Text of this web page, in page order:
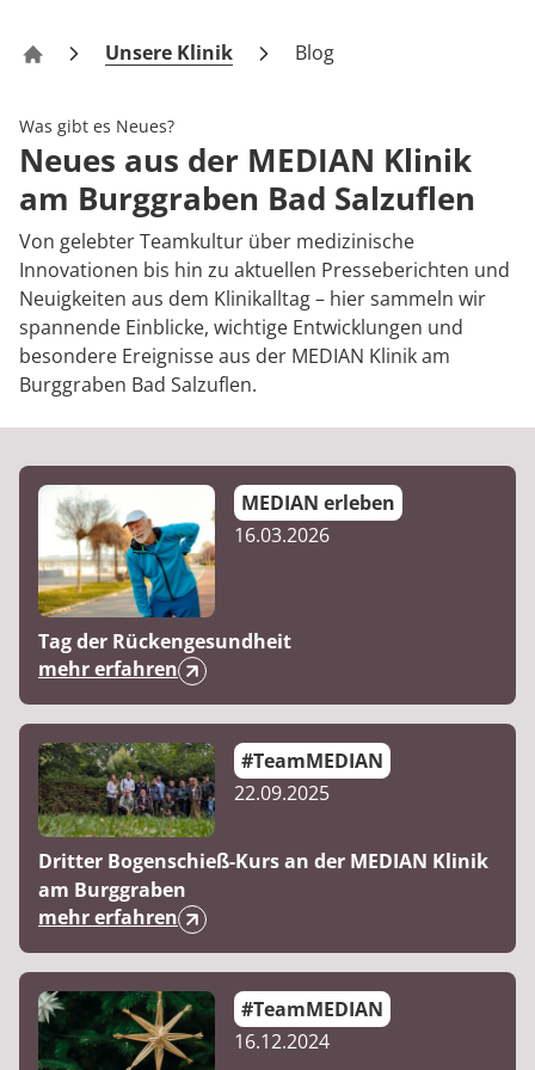
Klinik am Burggraben Bad Salzuflen
Unsere Klinik Blog
Was gibt es Neues?
Neues aus der MEDIAN Klinik
am Burggraben Bad Salzuflen
Von gelebter Teamkultur über medizinische
Innovationen bis hin zu aktuellen Presseberichten und
Neuigkeiten aus dem Klinikalltag – hier sammeln wir
spannende Einblicke, wichtige Entwicklungen und
besondere Ereignisse aus der MEDIAN Klinik am
Burggraben Bad Salzuflen.
MEDIAN erleben
16.03.2026
Tag der Rückengesundheit
mehr erfahren
#TeamMEDIAN
22.09.2025
Dritter Bogenschieß-Kurs an der MEDIAN Klinik
am Burggraben
mehr erfahren
#TeamMEDIAN
16.12.2024